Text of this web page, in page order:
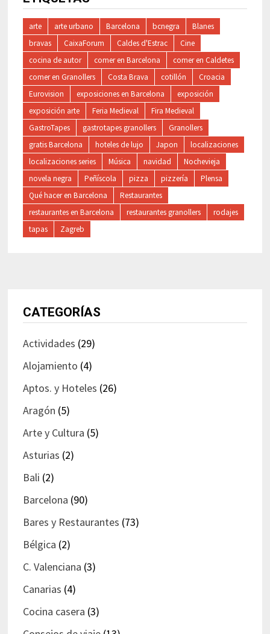
arte arte urbano Barcelona bcnegra
Blanes
bravas
CaixaForum Caldes d'Estrac
Cine
cocina de autor
comer en Barcelona
comer en Caldetes
comer en Granollers
Costa Brava cotillón
Croacia
Eurovision
exposiciones en Barcelona
exposición
exposición arte
Feria Medieval
Fira Medieval
GastroTapes
gastrotapes granollers
Granollers
gratis Barcelona
hoteles de lujo Japon
localizaciones
localizaciones series
Música navidad
Nochevieja
novela negra
Peñíscola pizza pizzería
Plensa
Qué hacer en Barcelona
Restaurantes
restaurantes en Barcelona
restaurantes granollers
rodajes
tapas
Zagreb
CATEGORÍAS
Actividades (29)
Alojamiento (4)
Aptos. y Hoteles (26)
Aragón (5)
Arte y Cultura (5)
Asturias (2)
Bali (2)
Barcelona (90)
Bares y Restaurantes (73)
Bélgica (2)
C. Valenciana (3)
Canarias (4)
Cocina casera (3)